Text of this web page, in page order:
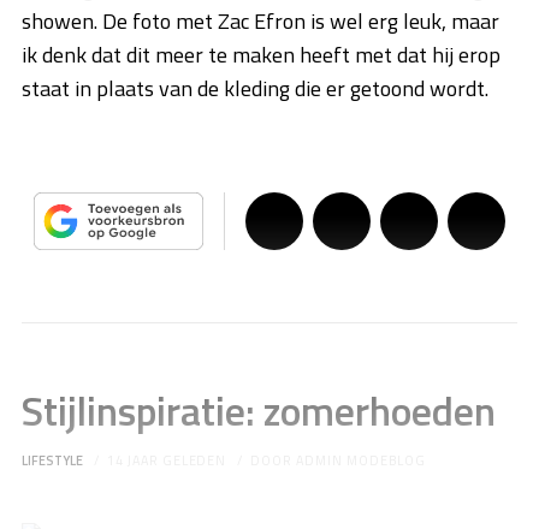
showen. De foto met Zac Efron is wel erg leuk, maar
ik denk dat dit meer te maken heeft met dat hij erop
staat in plaats van de kleding die er getoond wordt.
Stijlinspiratie: zomerhoeden
LIFESTYLE